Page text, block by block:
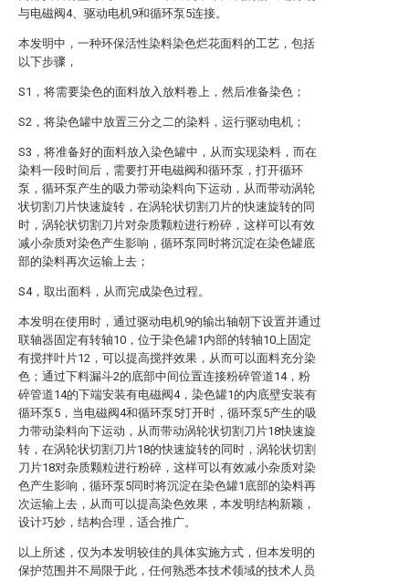
与电磁阀4、驱动电机9和循环泵5连接。
本发明中，一种环保活性染料染色烂花面料的工艺，包括
以下步骤，
S1，将需要染色的面料放入放料卷上，然后准备染色；
S2，将染色罐中放置三分之二的染料，运行驱动电机；
S3，将准备好的面料放入染色罐中，从而实现染料，而在
染料一段时间后，需要打开电磁阀和循环泵，打开循环
泵，循环泵产生的吸力带动染料向下运动，从而带动涡轮
状切割刀片快速旋转，在涡轮状切割刀片的快速旋转的同
时，涡轮状切割刀片对杂质颗粒进行粉碎，这样可以有效
减小杂质对染色产生影响，循环泵同时将沉淀在染色罐底
部的染料再次运输上去；
S4，取出面料，从而完成染色过程。
本发明在使用时，通过驱动电机9的输出轴朝下设置并通过
联轴器固定有转轴10，位于染色罐1内部的转轴10上固定
有搅拌叶片12，可以提高搅拌效果，从而可以面料充分染
色；通过下料漏斗2的底部中间位置连接粉碎管道14，粉
碎管道14的下端安装有电磁阀4，染色罐1的内底壁安装有
循环泵5，当电磁阀4和循环泵5打开时，循环泵5产生的吸
力带动染料向下运动，从而带动涡轮状切割刀片18快速旋
转，在涡轮状切割刀片18的快速旋转的同时，涡轮状切割
刀片18对杂质颗粒进行粉碎，这样可以有效减小杂质对染
色产生影响，循环泵5同时将沉淀在染色罐1底部的染料再
次运输上去，从而可以提高染色效果，本发明结构新颖，
设计巧妙，结构合理，适合推广。
以上所述，仅为本发明较佳的具体实施方式，但本发明的
保护范围并不局限于此，任何熟悉本技术领域的技术人员